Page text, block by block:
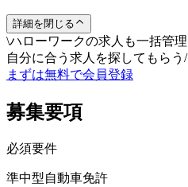
詳細を閉じる
\ハローワークの求人も一括管理
自分に合う求人を探してもらう /
まずは無料で会員登録
募集要項
必須要件
準中型自動車免許